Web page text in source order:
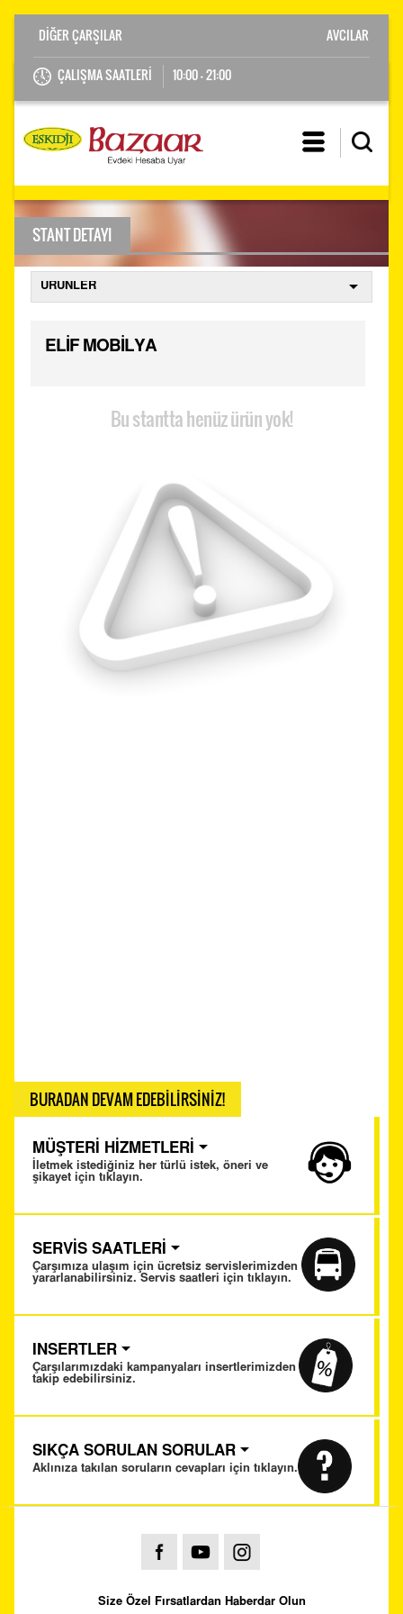
ÇALIŞMA SAATLERİ 10:00 - 21:00
AVCILAR
STANT DETAYI
ELİF MOBİLYA
Bu stantta henüz ürün yok!
BURADAN DEVAM EDEBİLİRSİNİZ!
MÜŞTERİ HİZMETLERİ
İletmek istediğiniz her türlü istek, öneri ve
şikayet için tıklayın.
SERVİS SAATLERİ
Çarşımıza ulaşım için ücretsiz servislerimizden
yararlanabilirsiniz. Servis saatleri için tıklayın.
INSERTLER
Çarşılarımızdaki kampanyaları insertlerimizden
takip edebilirsiniz.
SIKÇA SORULAN SORULAR
Aklınıza takılan soruların cevapları için tıklayın.
Size Özel Fırsatlardan Haberdar Olun